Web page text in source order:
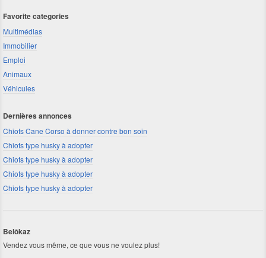
Favorite categories
Multimédias
Immobilier
Emploi
Animaux
Véhicules
Dernières annonces
Chiots Cane Corso à donner contre bon soin
Chiots type husky à adopter
Chiots type husky à adopter
Chiots type husky à adopter
Chiots type husky à adopter
Belôkaz
Vendez vous même, ce que vous ne voulez plus!